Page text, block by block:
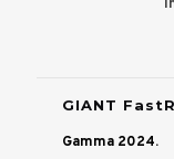
GIANT
Gamma 2024.